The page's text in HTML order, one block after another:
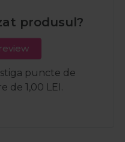
produsul?
puncte de
de 1,00 LEI.